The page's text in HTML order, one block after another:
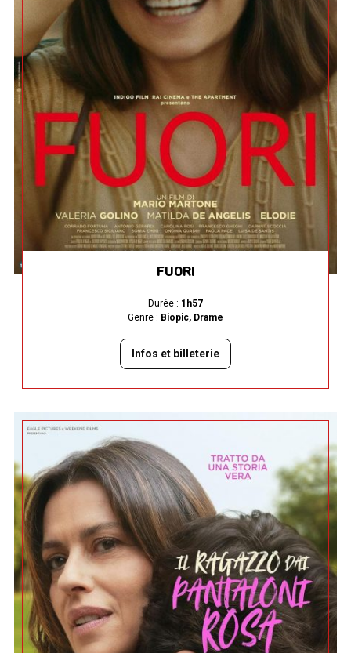
FUORI
Durée : 1h57
Genre : Biopic, Drame
Infos et billeterie